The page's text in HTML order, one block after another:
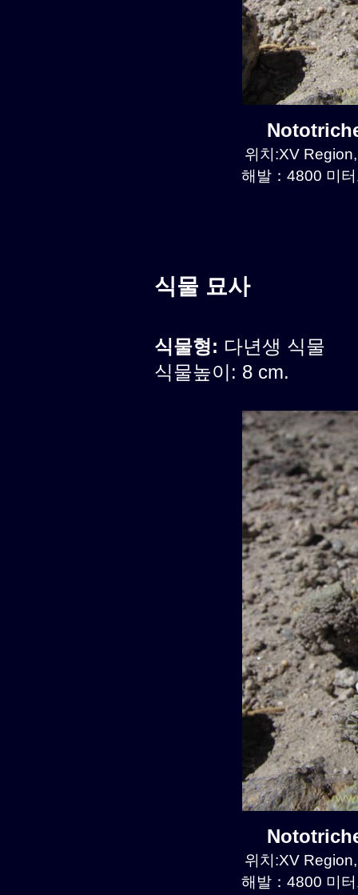
위치:XV
해발：4800 미
식물 묘사
식물형: 다년생 식물
식물높이: 8 cm.
위치:XV
해발：4800 미